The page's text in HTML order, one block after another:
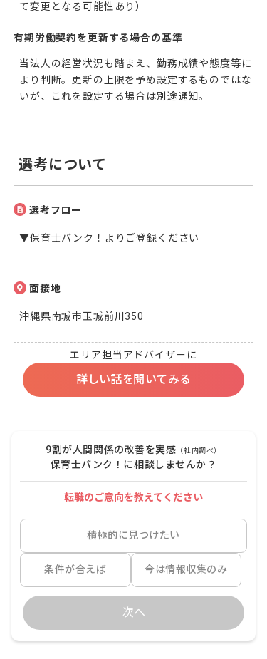
て変更となる可能性あり）
有期労働契約を更新する場合の基準
当法人の経営状況も踏まえ、勤務成績や態度等に
より判断。更新の上限を予め設定するものではな
いが、これを設定する場合は別途通知。
選考について
選考フロー
▼保育士バンク！よりご登録ください
面接地
沖縄県南城市玉城前川350
エリア担当アドバイザーに
詳しい話を聞いてみる
9割が人間関係の改善を実感 （社内調べ）
保育士バンク！に相談しませんか？
転職のご意向を教えてください
積極的に見つけたい
条件が合えば 今は情報収集のみ
次へ